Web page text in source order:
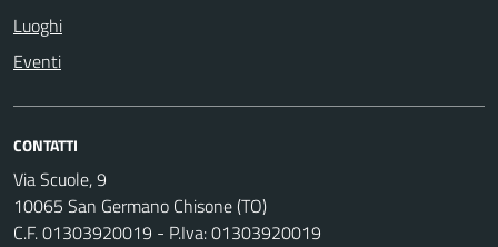
Luoghi
Eventi
CONTATTI
Via Scuole, 9
10065 San Germano Chisone (TO)
C.F. 01303920019 - P.Iva: 01303920019